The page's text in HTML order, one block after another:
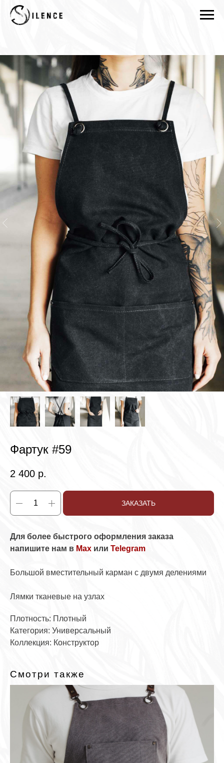
Фартук #59
2 400 р.
ЗАКАЗАТЬ
Для более быстрого оформления заказа
напишите нам в Max или Telegram
Большой вместительный карман с двумя делениями
Лямки тканевые на узлах
Плотность: Плотный
Категория: Универсальный
Коллекция: Конструктор
Смотри также